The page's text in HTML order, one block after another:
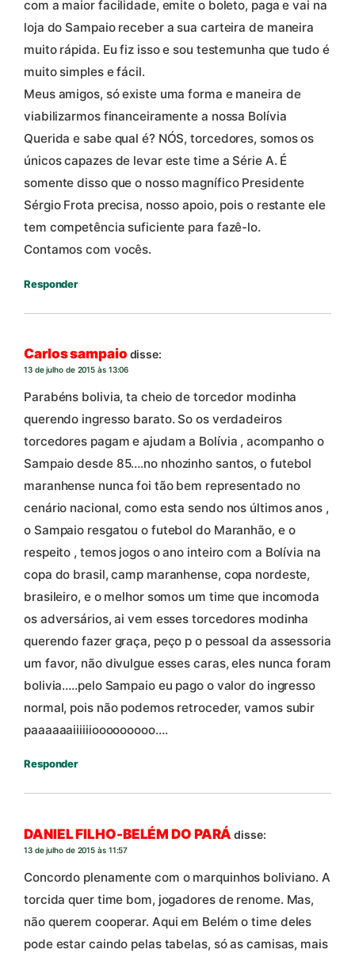
com a maior facilidade, emite o boleto, paga e vai na
loja do Sampaio receber a sua carteira de maneira
muito rápida. Eu fiz isso e sou testemunha que tudo é
muito simples e fácil.
Meus amigos, só existe uma forma e maneira de
viabilizarmos financeiramente a nossa Bolívia
Querida e sabe qual é? NÓS, torcedores, somos os
únicos capazes de levar este time a Série A. É
somente disso que o nosso magnífico Presidente
Sérgio Frota precisa, nosso apoio, pois o restante ele
tem competência suficiente para fazê-lo.
Contamos com vocês.
Responder
Carlos sampaio disse:
13 de julho de 2015 às 13:06
Parabéns bolivia, ta cheio de torcedor modinha
querendo ingresso barato. So os verdadeiros
torcedores pagam e ajudam a Bolívia , acompanho o
Sampaio desde 85….no nhozinho santos, o futebol
maranhense nunca foi tão bem representado no
cenário nacional, como esta sendo nos últimos anos ,
o Sampaio resgatou o futebol do Maranhão, e o
respeito , temos jogos o ano inteiro com a Bolívia na
copa do brasil, camp maranhense, copa nordeste,
brasileiro, e o melhor somos um time que incomoda
os adversários, ai vem esses torcedores modinha
querendo fazer graça, peço p o pessoal da assessoria
um favor, não divulgue esses caras, eles nunca foram
bolivia…..pelo Sampaio eu pago o valor do ingresso
normal, pois não podemos retroceder, vamos subir
paaaaaaiiiiiiooooooooo….
Responder
DANIEL FILHO-BELÉM DO PARÁ disse:
13 de julho de 2015 às 11:57
Concordo plenamente com o marquinhos boliviano. A
torcida quer time bom, jogadores de renome. Mas,
não querem cooperar. Aqui em Belém o time deles
pode estar caindo pelas tabelas, só as camisas, mais